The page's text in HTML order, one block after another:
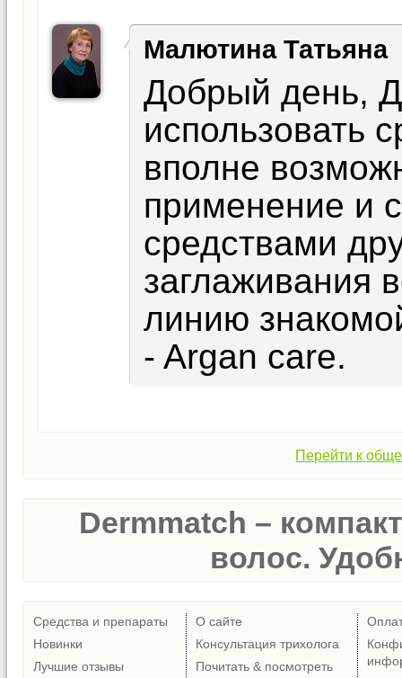
Малютина Татьяна
Добрый день,
использовать
вполне
применение и
средствами
заглаживания
линию
- Argan care.
Перейти к
Dermmatch –
волос.
Средства и препараты
Новинки
Лучшие отзывы
О сайте
Консультация трихолога
Почитать & посмотреть